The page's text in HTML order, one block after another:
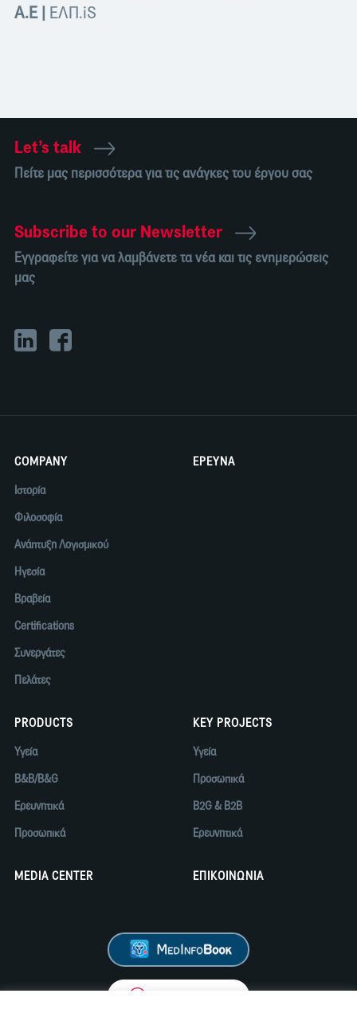
Α.Ε| ΕΛΠ.iS
Let’s talk
Πείτε μας περισσότερα για τις ανάγκες του έργου σας
Subscribe to our Newsletter
Εγγραφείτε για να λαμβάνετε τα νέα και τις ενημερώσεις
μας
COMPANY
Ιστορία
Φιλοσοφία
Ανάπτυξη Λογισμικού
Ηγεσία
Βραβεία
Certifications
Συνεργάτες
Πελάτες
ΕΡΕΥΝΑ
PRODUCTS
Υγεία
B&B/B&G
Ερευνητικά
Προσωπικά
KEY PROJECTS
Υγεία
Προσωπικά
B2G & B2B
Ερευνητικά
MEDIA CENTER ΕΠΙΚΟΙΝΩΝΙΑ